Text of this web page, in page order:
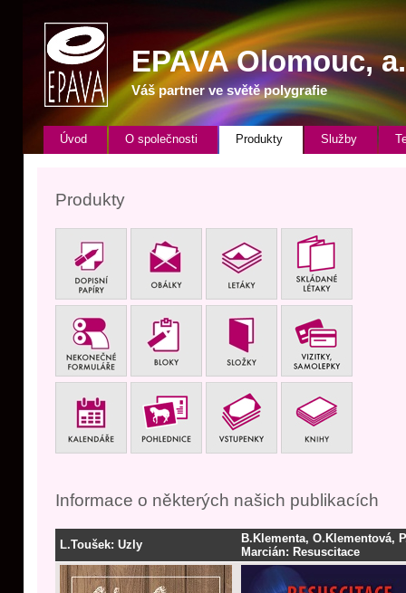
EPAVAOlomouc,
Váš partner ve světě polygrafie
Úvod O společnosti Produkty Služby
Produkty
Informace o některých našich publikacích
L.Toušek: Uzly
B.Klementa, O.Klementová,
Marcián: Resuscitace